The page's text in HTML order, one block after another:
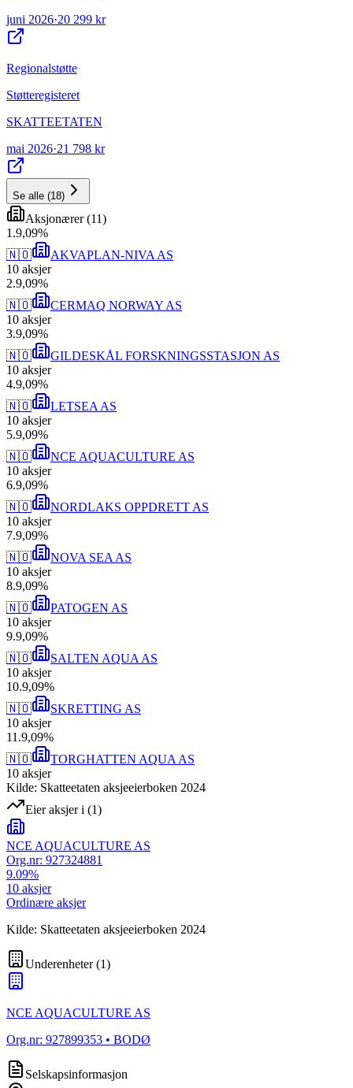
juni 2026·20 299 kr
Regionalstøtte
Støtteregisteret
SKATTEETATEN
mai 2026·21 798 kr
Se alle (18)
Aksjonærer(11)
1 .9,09%
🇳🇴
AKVAPLAN-NIVA AS
10 aksjer
2.9,09%
🇳🇴
CERMAQ NORWAY AS
10 aksjer
3.9,09%
🇳🇴
GILDESKÅL FORSKNINGSSTASJON AS
10 aksjer
4.9,09%
🇳🇴
LETSEA AS
10 aksjer
5.9,09%
🇳🇴
NCE AQUACULTURE AS
10 aksjer
6.9,09%
🇳🇴
NORDLAKS OPPDRETT AS
10 aksjer
7.9,09%
🇳🇴
NOVA SEA AS
10 aksjer
8.9,09%
🇳🇴
PATOGEN AS
10 aksjer
9.9,09%
🇳🇴
SALTEN AQUA AS
10 aksjer
10.9,09%
🇳🇴
SKRETTING AS
10 aksjer
11 .9,09%
🇳🇴
TORGHATTEN AQUA AS
10 aksjer
Kilde: Skatteetaten aksjeeierboken 2024
Eier aksjer i (1)
NCE AQUACULTURE AS
Org.nr: 927324881
9.09%
10 aksjer
Ordinære aksjer
Kilde: Skatteetaten aksjeeierboken 2024
Underenheter(1)
NCE AQUACULTURE AS
Org.nr: 927899353 • BODØ
Selskapsinformasjon